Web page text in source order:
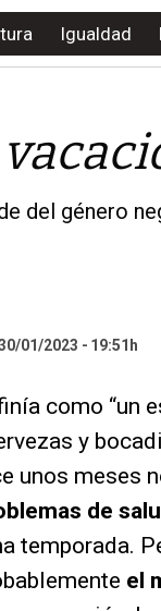
Igualdad
del género
01/2023 19:51h
como “un
y
unos meses
de
temporada.
el